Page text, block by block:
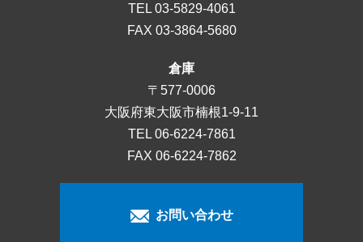
TEL 03-5829-4061
FAX 03-3864-5680
倉庫
〒577-0006
大阪府東大阪市楠根1-9-11
TEL 06-6224-7861
FAX 06-6224-7862
お問い合わせ